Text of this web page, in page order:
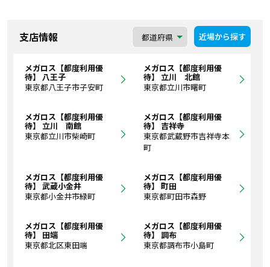
支店情報 近場から探す
メガロス【都度利用優
待】 八王子
東京都八王子市子安町
メガロス【都度利用優
待】 立川 北館
東京都立川市曙町
メガロス【都度利用優
待】 立川 南館
東京都立川市柴崎町
メガロス【都度利用優
待】 吉祥寺
東京都武蔵野市吉祥寺本
町
メガロス【都度利用優
待】 武蔵小金井
東京都小金井市緑町
メガロス【都度利用優
待】 町田
東京都町田市森野
メガロス【都度利用優
待】 田端
東京都北区東田端
メガロス【都度利用優
待】 調布
東京都調布市小島町